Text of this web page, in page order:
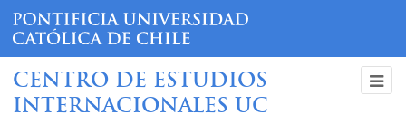
CENTRO DE ESTUDIOS
INTERNACIONALES UC